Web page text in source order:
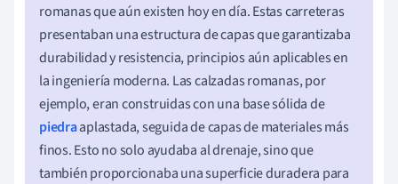
romanas que aún existen hoy en día. Estas carreteras
presentaban una estructura de capas que garantizaba
durabilidad y resistencia, principios aún aplicables en
la ingeniería moderna. Las calzadas romanas, por
ejemplo, eran construidas con una base sólida de
piedraaplastada, seguida de capas de materiales más
finos. Esto no solo ayudaba al drenaje, sino que
también proporcionaba una superficie duradera para